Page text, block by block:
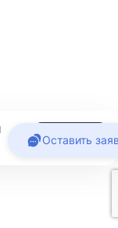
Оставить
Подробнее
Принять